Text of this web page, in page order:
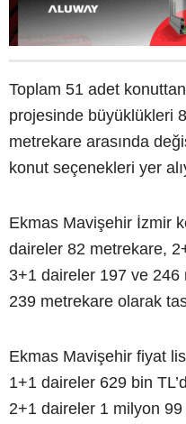
Toplam 51 adet
projesinde büyüklükleri
metrekare arasında
konut seçenekleri yer
Ekmas Mavişehir İzmir
daireler 82 metrekare,
3+1 daireler 197 ve
239 metrekare olarak
Ekmas Mavişehir fiyat
1+1 daireler 629 bin
2+1 daireler 1 milyon 99